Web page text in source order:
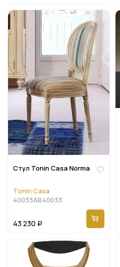
Стул Tonin Casa Norma
Tonin Casa
40033AB40033
43 230 Р